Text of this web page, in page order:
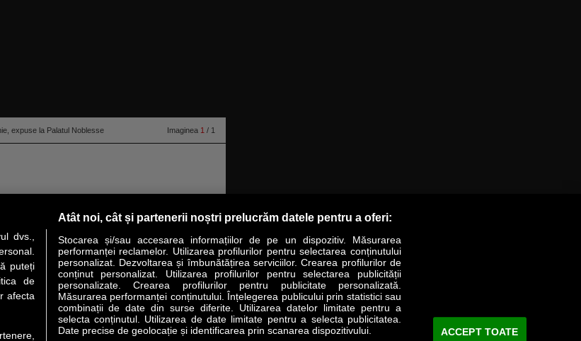
expuse la Palatul Noblesse Imaginea 1 / 1
LIDERI ANALIZE HI-TECH MEET THE CEO LIFESTYLE SPECIAL OPINII
Servicii Revista Business Magazin
dvs.,
puteți
de
afecta
Atât noi, cât și partenerii noștri prelucrăm datele pentru a oferi:
Stocarea și/sau accesarea informațiilor de pe un dispozitiv. Măsurarea
performanței reclamelor. Utilizarea profilurilor pentru selectarea conținutului
personalizat. Dezvoltarea și îmbunătățirea serviciilor. Crearea profilurilor de
conținut personalizat. Utilizarea profilurilor pentru selectarea publicității
personalizate. Crearea profilurilor pentru publicitate personalizată.
Măsurarea performanței conținutului. Înțelegerea publicului prin statistici sau
combinații de date din surse diferite. Utilizarea datelor limitate pentru a
selecta conținutul. Utilizarea de date limitate pentru a selecta publicitatea.
Date precise de geolocație și identificarea prin scanarea dispozitivului.
ACCEPT TOATE